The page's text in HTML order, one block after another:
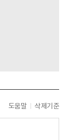
도움말 삭제기준